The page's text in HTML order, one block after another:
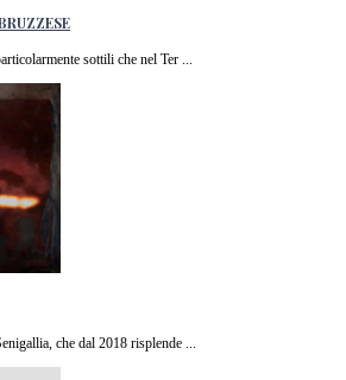
sottili che nel Ter ...
che dal 2018 risplende ...